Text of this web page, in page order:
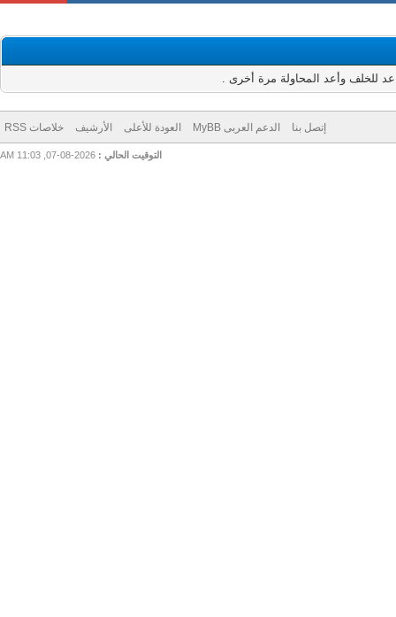
وأعد المحاولة مرة أخرى .
إتصل بنا الدعم العربى MyBB العودة للأعلى الأرشيف خلاصات RSS
التوقيت الحالي :2026-08-07, 11:03 AM